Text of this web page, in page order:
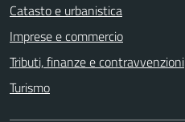
Catasto e urbanistica
Imprese e commercio
Tributi, finanze e contravvenzioni
Turismo